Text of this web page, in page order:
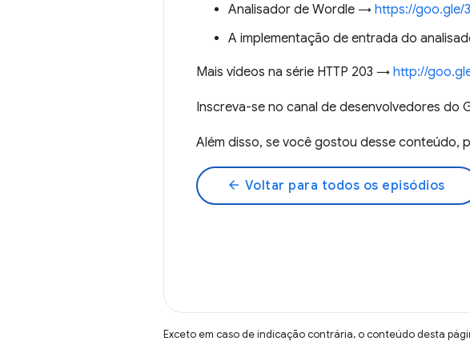
Analisador de Wordle → https://goo.gle/
A implementação de entrada do
Mais vídeos na série HTTP 203 → http://
Inscreva-se no canal de desenvolvedores do
Além disso, se você gostou desse
arrow_back Voltar para todos os episódios
Exceto em caso de indicação contrária, o conteúdo desta